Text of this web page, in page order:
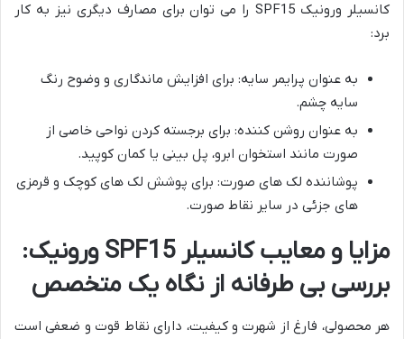
کانسیلر ورونیک SPF15 را می توان برای مصارف دیگری نیز به کار
برد:
به عنوان پرایمر سایه: برای افزایش ماندگاری و وضوح رنگ
سایه چشم.
به عنوان روشن کننده: برای برجسته کردن نواحی خاصی از
صورت مانند استخوان ابرو، پل بینی یا کمان کوپید.
پوشاننده لک های صورت: برای پوشش لک های کوچک و قرمزی
های جزئی در سایر نقاط صورت.
مزایا و معایب کانسیلر SPF15 ورونیک:
بررسی بی طرفانه از نگاه یک متخصص
هر محصولی، فارغ از شهرت و کیفیت، دارای نقاط قوت و ضعفی است